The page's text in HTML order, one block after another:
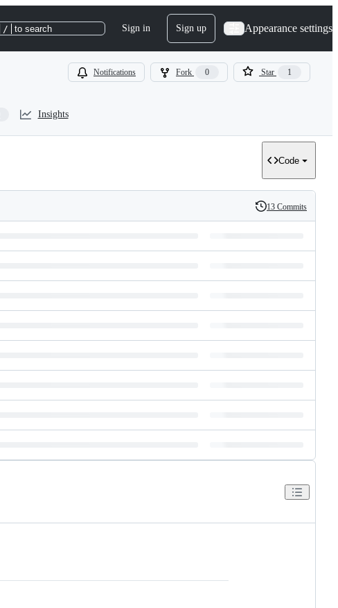
/ to search Sign in Sign up Appearance settings
Notifications Fork 0 Star 1
Insights
Code
History
13 Commits